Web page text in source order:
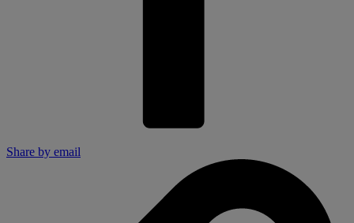
Share by email